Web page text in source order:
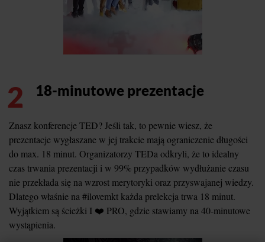
2 18-minutowe prezentacje
Znasz konferencje TED? Jeśli tak, to pewnie wiesz, że
prezentacje wygłaszane w jej trakcie mają ograniczenie długości
do max. 18 minut. Organizatorzy TEDa odkryli, że to idealny
czas trwania prezentacji i w 99% przypadków wydłużanie czasu
nie przekłada się na wzrost merytoryki oraz przyswajanej wiedzy.
Dlatego właśnie na #ilovemkt każda prelekcja trwa 18 minut.
Wyjątkiem są ścieżki I ❤️ PRO, gdzie stawiamy na 40-minutowe
wystąpienia.